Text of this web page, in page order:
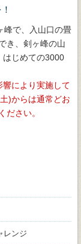
峰で、入山口の畳
き、剣ヶ峰の山
はじめての3000
響により実施して
)からは通常どお
ださい。
レンジ